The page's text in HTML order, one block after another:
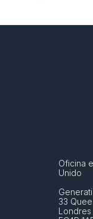
Oficina
Unido
33
Londres